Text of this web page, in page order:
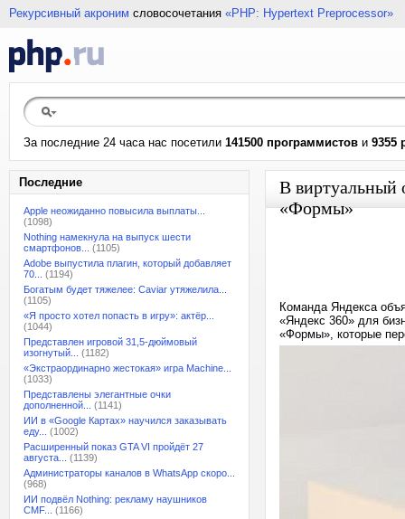
Рекурсивный акроним словосочетания «PHP: Hypertext Preprocessor»
За последние 24 часа нас посетили 141500 программистов и 9355
Последние
Apple неожиданно повысила выплаты...
(1098)
Nothing намекнула на выпуск шести
смартфонов...
(1105)
Adobe выпустила плагин, который добавляет
70...
(1194)
Богатым будет тяжелее: Caviar утяжелила...
(1105)
«Я просто хотел попасть в игру»: актёр...
(1044)
Представлен игровой 31,5-дюймовый
изогнутый...
(1182)
«Экстраординарно жестокая» игра Machine...
(1033)
Представлены элегантные очки
дополненной...
(1141)
ИИ в «Google Картах» научился заказывать
еду...
(1002)
Расширенный показ GTA VI пройдёт 27
августа...
(1139)
Администраторы каналов в WhatsApp скоро...
(968)
ИИ подвёл Nothing: рекламу наушников
CMF...
(1166)
В виртуальный
«Формы»
Команда Яндекса
«Яндекс 360» для
«Формы», которые